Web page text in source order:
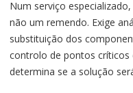
Num serviço
não um remendo. Exige
substituição dos
controlo de pontos críticos
determina se a solução